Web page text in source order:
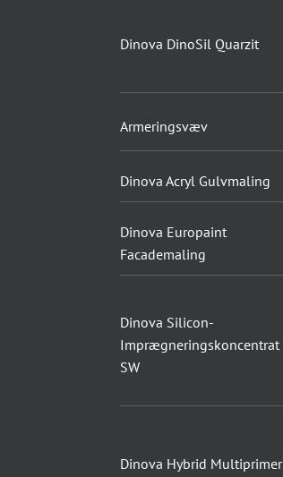
Dinova DinoSil Quarzit
Armeringsvæv
Dinova Acryl Gulvmaling
Dinova Europaint
Facademaling
Dinova Silicon-
Imprægneringskoncentrat
SW
Dinova Hybrid Multiprimer